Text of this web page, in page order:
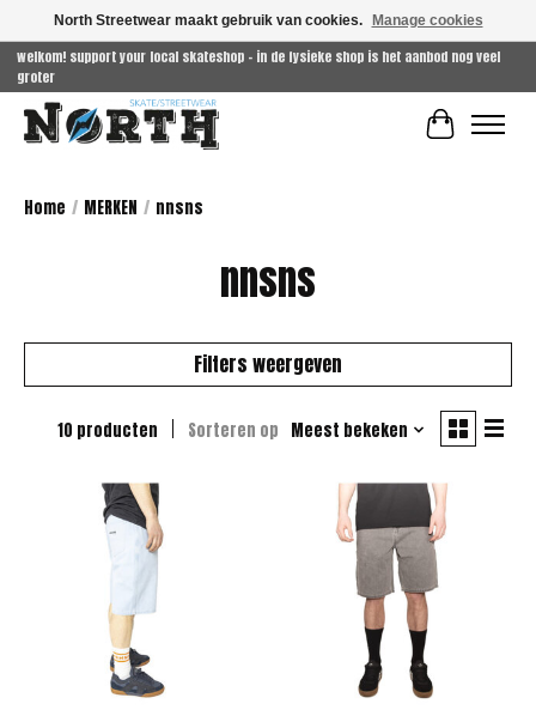
welkom! support your local skateshop - in de fysieke shop is het aanbod nog veel
groter
Home / MERKEN / nnsns
nnsns
Filters weergeven
10 producten Sorteren op Meest bekeken
North Streetwear maakt gebruik van cookies. Manage cookies